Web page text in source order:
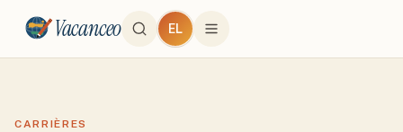
Vacanceo EL
CARRIÈRES